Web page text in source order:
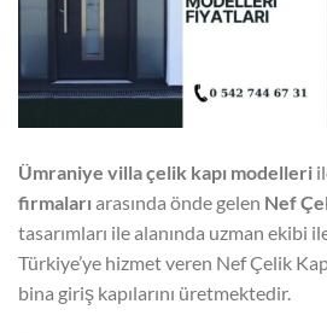
Ümraniye villa çelik kapı modelleri
firmaları arasında önde gelen Nef
tasarımları ile alanında uzman ekibi
Türkiye’ye hizmet veren Nef Çelik
bina giriş kapılarını üretmektedir.